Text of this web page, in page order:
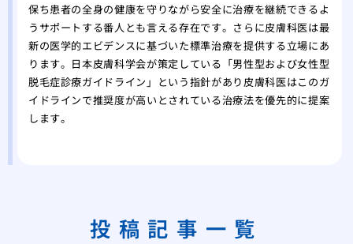
保ち患者の全身の健康を守りながら安全に治療を継続できるよ
うサポートする番人とも言える存在です。さらに皮膚科医は最
新の医学的エビデンスに基づいた標準治療を提供する立場にあ
ります。日本皮膚科学会が策定している「男性型および女性型
脱毛症診療ガイドライン」という指針があり皮膚科医はこのガ
イドラインで推奨度が高いとされている治療法を優先的に提案
します。
投稿記事一覧